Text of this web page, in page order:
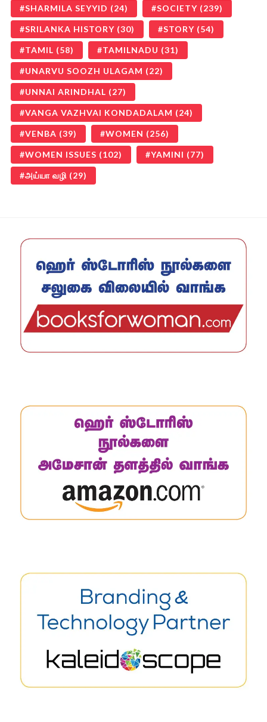
SHARMILA SEYYID (24) SOCIETY (239)
SRILANKA HISTORY (30) STORY (54)
TAMIL (58) TAMILNADU (31)
UNARVU SOOZH ULAGAM (22)
UNNAI ARINDHAL (27)
VANGA VAZHVAI KONDADALAM (24)
VENBA (39) WOMEN (256)
WOMEN ISSUES (102) YAMINI (77)
அய்யா வழி (29)